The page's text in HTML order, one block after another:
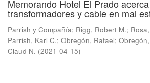
Memorando Hotel El Prado
transformadores y cable en mal
Parrish y Compañía; Rigg, Robert M.;
Parrish, Karl C.; Obregón, Rafael;
Claud N. (2021-04-15)